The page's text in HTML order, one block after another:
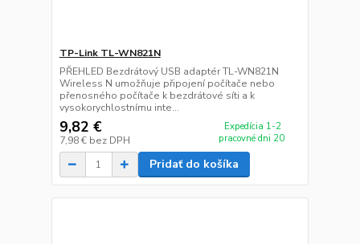
TP-Link TL-WN821N
PŘEHLED Bezdrátový USB adaptér TL-WN821N
Wireless N umožňuje připojení počítače nebo
přenosného počítače k bezdrátové síti a k
vysokorychlostnímu inte...
9,82 €
7,98 € bez DPH
Expedícia 1-2
pracovné dni 20
Pridať do košíka